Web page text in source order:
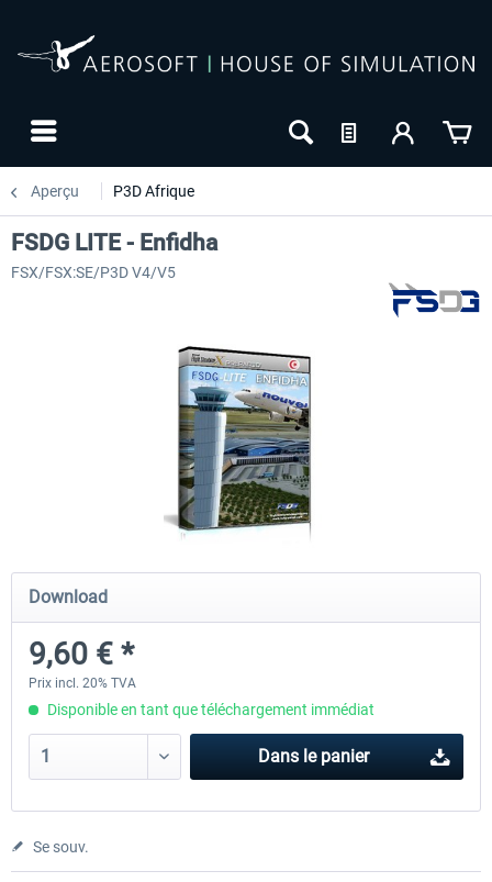
Aperçu P3D Afrique
FSDG - Cape Verde Sal P3D
18,14 € *
PILOT'S - FS Global
FSDG LITE - Enfidha
FSX/FSX:SE/P3D V4/V5
Download
9,60 € *
Prix incl. 20% TVA
Disponible en tant que téléchargement immédiat
Dans le panier
Se souv.